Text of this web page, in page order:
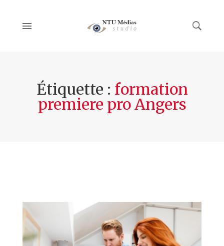
Étiquette : formation
premiere pro Angers